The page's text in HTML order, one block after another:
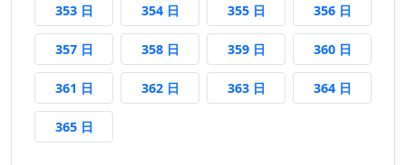
353 日353 日後354 日354 日後355 日355 日後356 日356 日後
357 日357 日後358 日358 日後359 日359 日後360 日360 日後
361 日361 日後362 日362 日後363 日363 日後364 日364 日後
365 日365 日後